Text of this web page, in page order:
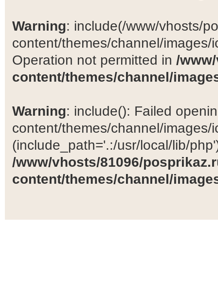
Warning: include(/www/vhosts/
content/themes/channel/
Operation not permitted in /
content/themes/channel/
Warning: include(): Failed
content/themes/channel/images/
(include_path='.:/usr/local/lib/
/www/vhosts/81096/
content/themes/channel/